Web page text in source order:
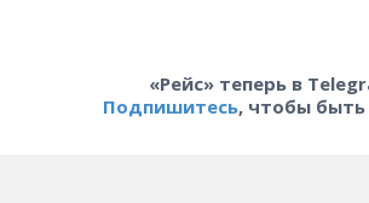
«Рейс» теперь в
Подпишитесь, чтобы быть